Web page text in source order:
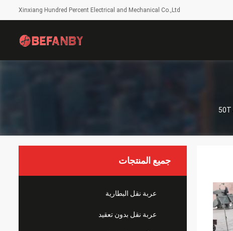
Xinxiang Hundred Percent Electrical and Mechanical Co.,Ltd
جميع المنتجات
عربة نقل البطارية
عربة نقل بدون تعقيد